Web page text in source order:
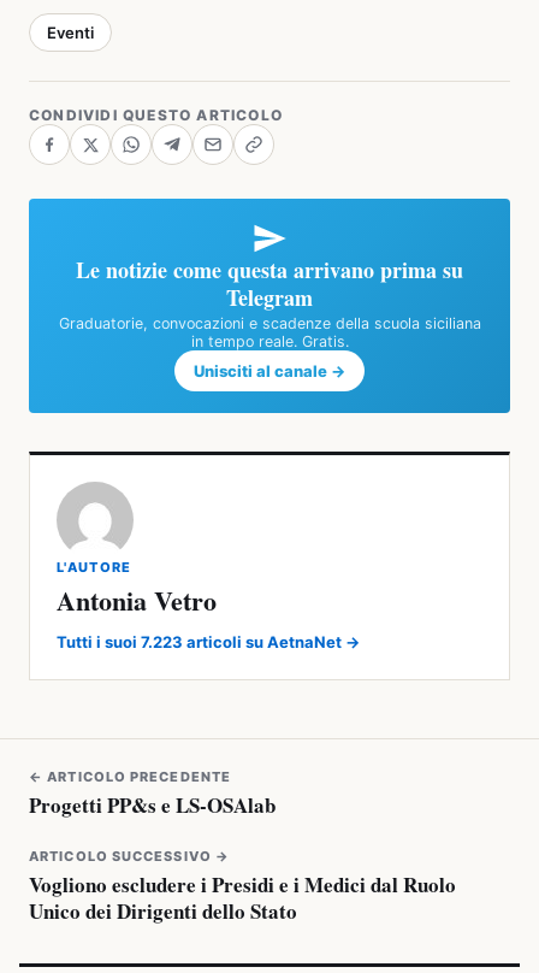
Eventi
CONDIVIDI QUESTO ARTICOLO
Le notizie come questa arrivano prima su
Telegram
Graduatorie, convocazioni e scadenze della scuola siciliana
in tempo reale. Gratis.
Unisciti al canale →
L'AUTORE
Antonia Vetro
Tutti i suoi 7.223 articoli su AetnaNet →
← ARTICOLO PRECEDENTE
Progetti PP&s e LS-OSAlab
ARTICOLO SUCCESSIVO →
Vogliono escludere i Presidi e i Medici dal Ruolo
Unico dei Dirigenti dello Stato